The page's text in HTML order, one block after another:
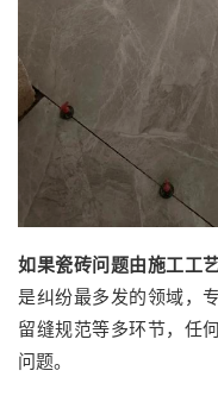
如果瓷砖问题由施工工
是纠纷最多发的领域，
留缝规范等多环节，任
问题。